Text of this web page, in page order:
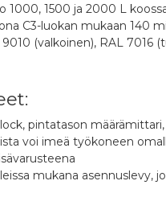
1000, 1500 ja 2000 L
C3-luokan mukaan 140
9010 (valkoinen), RAL
pintatason
voi imeä työkoneen
mukana